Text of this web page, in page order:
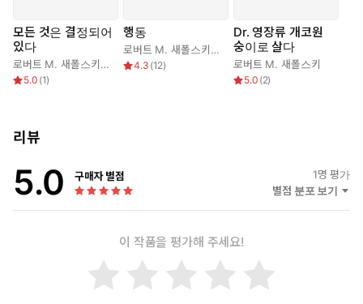
뇌과학·신경학·생물학·물리학 등 과학을 중심에 두면서도 사회·
역사·문화 등 다양한 분야의 지식을 넘나들며 현재까지 인간의
의식과 행동을 둘러싼 학계의 성과를 총망라한 이 책은 이 시대
인간 존재에 관한 가장 민감한 질문으로 우리를 초대한다. 자유
는 부분은 흥미진진하다. 무엇보다 〈뉴욕 타임스〉가 “제인 구
큼, 유머로 무장한 새폴스키의 글은 벽돌책 읽기의 허들을 가뿐
히 넘는 경험을 선사한다. 페이지터너인 이 책의 마지막 장을 덮
을 무렵, 독자들은 뇌과학에 대한 이해뿐 아니라 타인을 보는 방
우리의 몸과 마음은 통제할 수 없는 생물학과
모든 것은 결정되어
있다
로버트 M. 새폴스키
,양병찬
5.0 (1)
행동
로버트 M. 새폴스키
,김명남
4.3 (12)
Dr. 영장류 개코원
숭이로 살다
로버트 M. 새폴스키
5.0 (2)
리뷰
5.0 구매자 별점 1명 평가
별점 분포 보기
이 작품을 평가해 주세요!